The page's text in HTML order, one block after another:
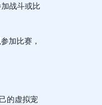
战斗或比
加比赛，
的虚拟宠